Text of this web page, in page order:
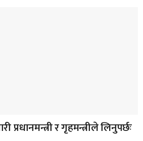
प्रधानमन्त्री र गृहमन्त्रीले लिनुपर्छः